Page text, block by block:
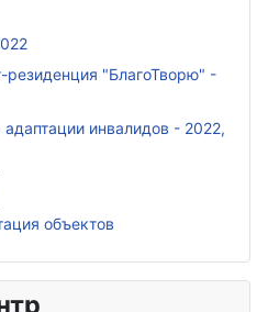
"БлагоТворю" -
инвалидов - 2022,
объектов